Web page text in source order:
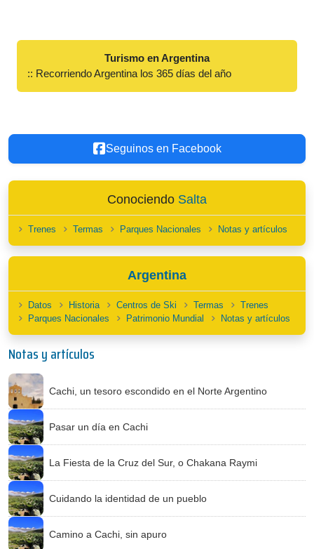
Turismo en Argentina
:: Recorriendo Argentina los 365 días del año
Seguinos en Facebook
Conociendo Salta
Trenes Termas Parques Nacionales Notas y artículos
Argentina
Datos Historia Centros de Ski Termas
Trenes
Parques Nacionales
Patrimonio Mundial Notas y artículos
Notas y artículos
Cachi, un tesoro escondido en el Norte Argentino
Pasar un día en Cachi
La Fiesta de la Cruz del Sur, o Chakana Raymi
Cuidando la identidad de un pueblo
Camino a Cachi, sin apuro